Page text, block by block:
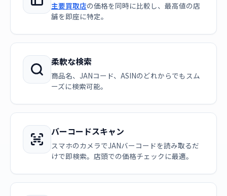
主要買取店の価格を同時に比較し、最高値の店
舗を即座に特定。
柔軟な検索
商品名、JANコード、ASINのどれからでもスム
ーズに検索可能。
バーコードスキャン
スマホのカメラでJANバーコードを読み取るだ
けで即検索。店頭での価格チェックに最適。